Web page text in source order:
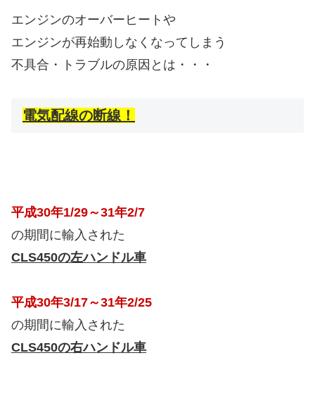
エンジンのオーバーヒートや
エンジンが再始動しなくなってしまう
不具合・トラブルの原因とは・・・
電気配線の断線！
平成30年1/29～31年2/7
の期間に輸入された
CLS450の左ハンドル車
平成30年3/17～31年2/25
の期間に輸入された
CLS450の右ハンドル車